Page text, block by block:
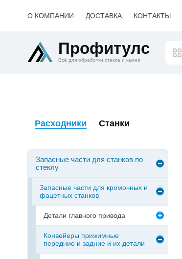
Профитулс
Всё для обработки стекла и камня
О КОМПАНИИ ДОСТАВКА КОНТАКТЫ
Расходники Станки
Запасные части для станков по
стеклу
Запасные части для кромочных и
фацетных станков
Детали главного привода
Конвейеры прижимные
передние и задние и их детали